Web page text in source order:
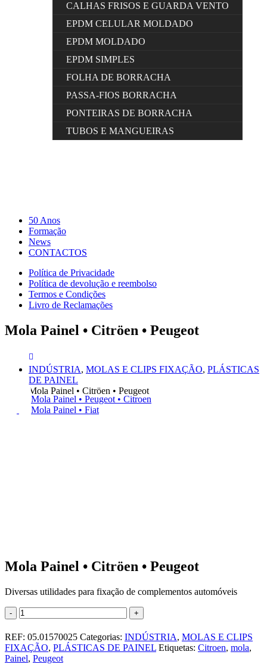
CALHAS FRISOS E GUARDA VENTO
EPDM CELULAR MOLDADO
EPDM MOLDADO
EPDM SIMPLES
FOLHA DE BORRACHA
PASSA-FIOS BORRACHA
PONTEIRAS DE BORRACHA
TUBOS E MANGUEIRAS
50 Anos
Formação
News
CONTACTOS
Política de Privacidade
Política de devolução e reembolso
Termos e Condições
Livro de Reclamações
Mola Painel • Citröen • Peugeot
INDÚSTRIA, MOLAS E CLIPS FIXAÇÃO, PLÁSTICAS
DE PAINEL
Mola Painel • Citröen • Peugeot
Mola Painel • Peugeot • Citroen
Mola Painel • Fiat
Mola Painel • Citröen • Peugeot
Diversas utilidades para fixação de complementos automóveis
- +
REF: 05.01570025 Categorias: INDÚSTRIA, MOLAS E CLIPS
FIXAÇÃO, PLÁSTICAS DE PAINEL Etiquetas: Citroen, mola,
Painel, Peugeot